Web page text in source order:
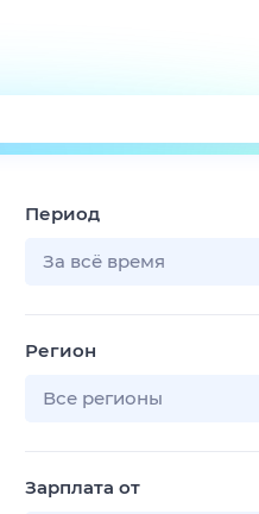
Поиск
ТВ-программа
Период
За всё время
Регион
Все регионы
Зарплата от